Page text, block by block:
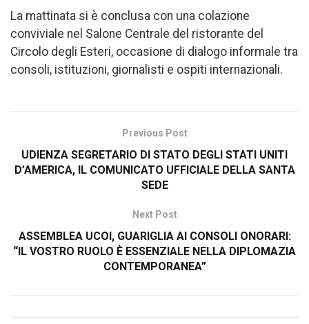
La mattinata si è conclusa con una colazione
conviviale nel Salone Centrale del ristorante del
Circolo degli Esteri, occasione di dialogo informale tra
consoli, istituzioni, giornalisti e ospiti internazionali.
Previous Post
UDIENZA SEGRETARIO DI STATO DEGLI STATI UNITI
D’AMERICA, IL COMUNICATO UFFICIALE DELLA SANTA
SEDE
Next Post
ASSEMBLEA UCOI, GUARIGLIA AI CONSOLI ONORARI:
“IL VOSTRO RUOLO È ESSENZIALE NELLA DIPLOMAZIA
CONTEMPORANEA”